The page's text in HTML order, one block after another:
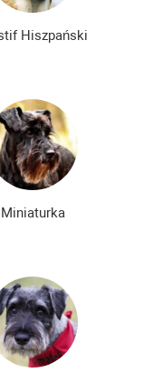
Hiszpański
Miniaturka